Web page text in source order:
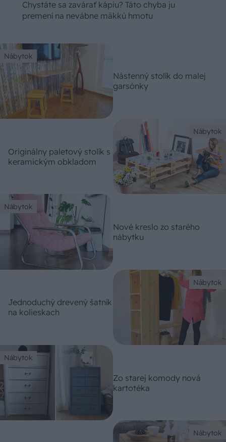
Chystáte sa zavárať kápiu? Táto chyba ju
premení na nevábne mäkkú hmotu
Nábytok
Nástenný stolík do malej
garsónky
Nábytok
Originálny paletový stolík s
keramickým obkladom
Nábytok
Nové kreslo zo starého
nábytku
Nábytok
Jednoduchý drevený šatník
na kolieskach
Nábytok
Zo starej komody nová
kartotéka
Nábytok